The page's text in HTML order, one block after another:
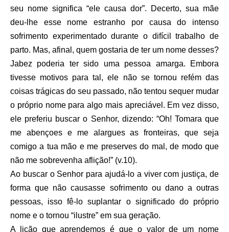
seu nome significa “ele causa dor”. Decerto, sua mãe
deu-lhe esse nome estranho por causa do intenso
sofrimento experimentado durante o difícil trabalho de
parto. Mas, afinal, quem gostaria de ter um nome desses?
Jabez poderia ter sido uma pessoa amarga. Embora
tivesse motivos para tal, ele não se tornou refém das
coisas trágicas do seu passado, não tentou sequer mudar
o próprio nome para algo mais apreciável. Em vez disso,
ele preferiu buscar o Senhor, dizendo: “Oh! Tomara que
me abençoes e me alargues as fronteiras, que seja
comigo a tua mão e me preserves do mal, de modo que
não me sobrevenha aflição!” (v.10).
Ao buscar o Senhor para ajudá-lo a viver com justiça, de
forma que não causasse sofrimento ou dano a outras
pessoas, isso fê-lo suplantar o significado do próprio
nome e o tornou “ilustre” em sua geração.
A lição que aprendemos é que o valor de um nome